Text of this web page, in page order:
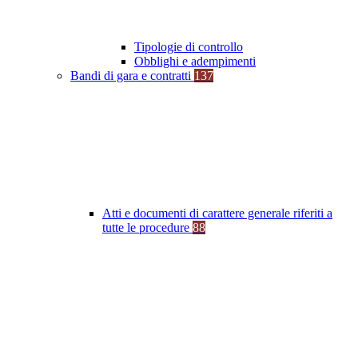
Tipologie di controllo
Obblighi e adempimenti
Bandi di gara e contratti 137
Atti e documenti di carattere generale riferiti a
tutte le procedure 88